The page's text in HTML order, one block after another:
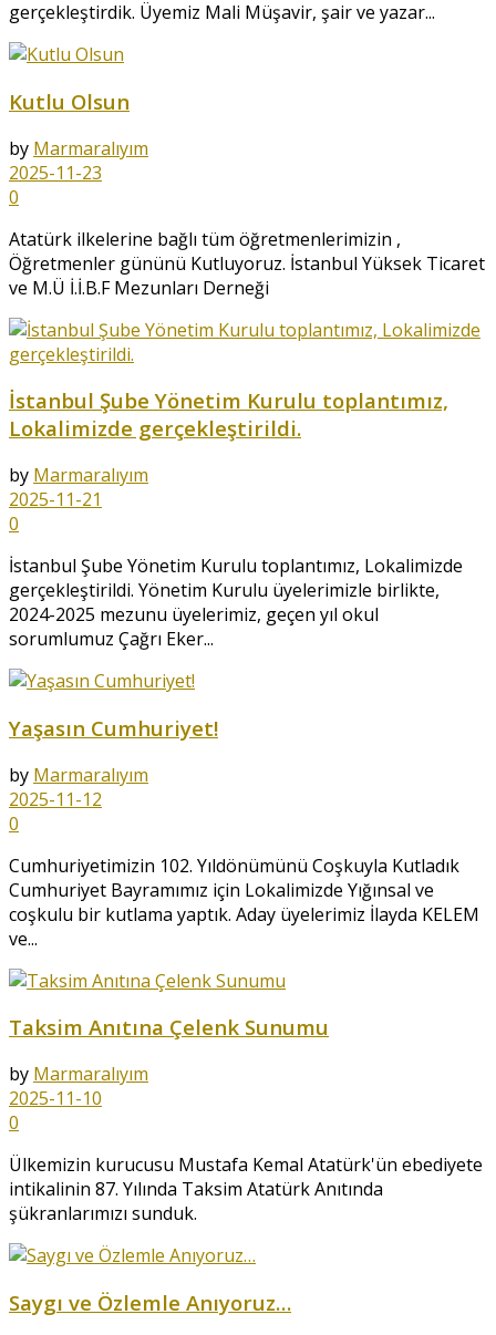
gerçekleştirdik. Üyemiz Mali Müşavir, şair ve yazar...
Kutlu Olsun
by Marmaralıyım
2025-11-23
0
Atatürk ilkelerine bağlı tüm öğretmenlerimizin ,
Öğretmenler gününü Kutluyoruz. İstanbul Yüksek Ticaret
ve M.Ü İ.İ.B.F Mezunları Derneği
İstanbul Şube Yönetim Kurulu toplantımız,
Lokalimizde gerçekleştirildi.
by Marmaralıyım
2025-11-21
0
İstanbul Şube Yönetim Kurulu toplantımız, Lokalimizde
gerçekleştirildi. Yönetim Kurulu üyelerimizle birlikte,
2024-2025 mezunu üyelerimiz, geçen yıl okul
sorumlumuz Çağrı Eker...
Yaşasın Cumhuriyet!
by Marmaralıyım
2025-11-12
0
Cumhuriyetimizin 102. Yıldönümünü Coşkuyla Kutladık
Cumhuriyet Bayramımız için Lokalimizde Yığınsal ve
coşkulu bir kutlama yaptık. Aday üyelerimiz İlayda KELEM
ve...
Taksim Anıtına Çelenk Sunumu
by Marmaralıyım
2025-11-10
0
Ülkemizin kurucusu Mustafa Kemal Atatürk'ün ebediyete
intikalinin 87. Yılında Taksim Atatürk Anıtında
şükranlarımızı sunduk.
Saygı ve Özlemle Anıyoruz…